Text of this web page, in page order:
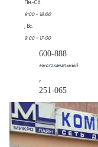
Пн.-Сб.
9:00 - 18:00
, Вс.
9:00 - 17:00
600-888
многоканальный
,
251-065